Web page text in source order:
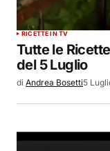
RICETTE IN TV
Tutte le
del 5 Luglio
di Andrea Bosetti5